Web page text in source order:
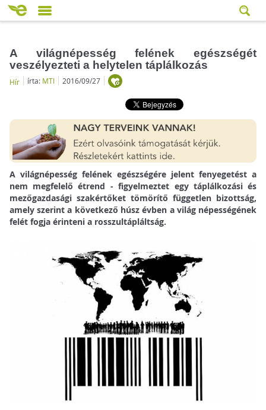
A világnépesség felének egészségét
veszélyezteti a helytelen táplálkozás
Hír írta: MTI 2016/09/27
A világnépesség felének egészségére jelent fenyegetést a
nem megfelelő étrend - figyelmeztet egy táplálkozási és
mezőgazdasági szakértőket tömörítő független bizottság,
amely szerint a következő húsz évben a világ népességének
felét fogja érinteni a rosszultápláltság.